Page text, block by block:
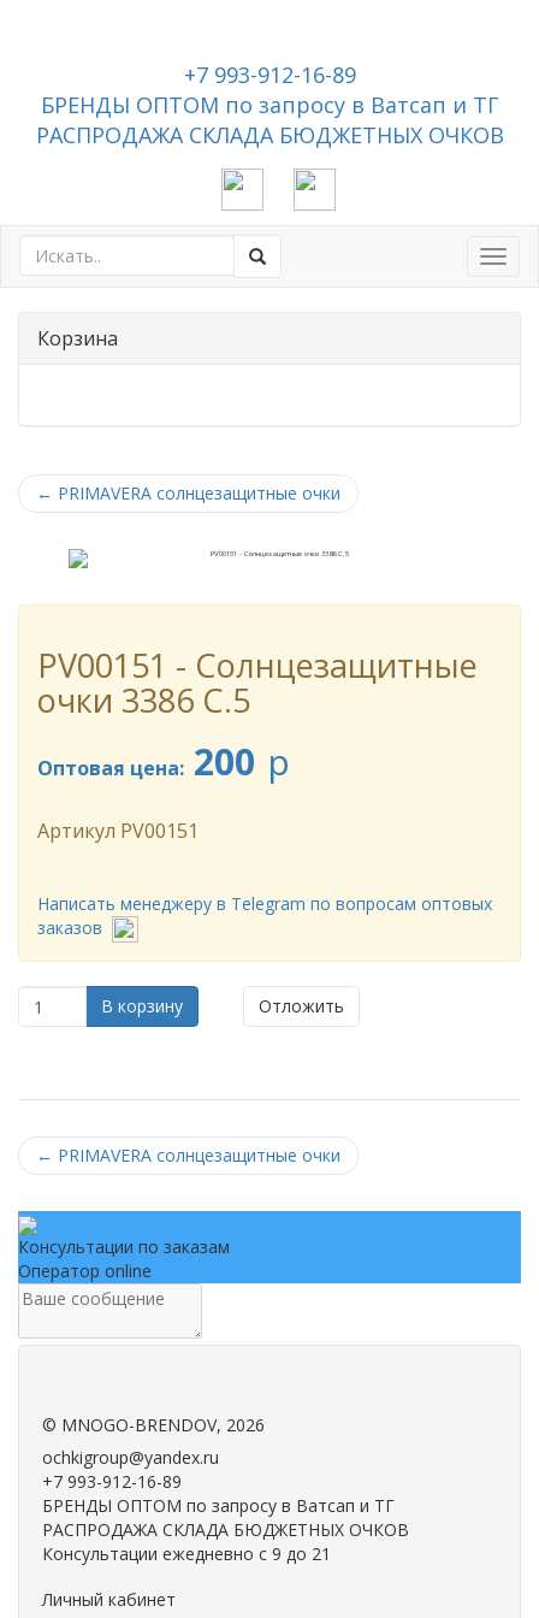
+7 993-912-16-89
БРЕНДЫ ОПТОМ по запросу в Ватсап и ТГ
РАСПРОДАЖА СКЛАДА БЮДЖЕТНЫХ ОЧКОВ
Корзина
← PRIMAVERA солнцезащитные очки
PV00151 - Солнцезащитные
очки 3386 C.5
Оптовая цена: 200 p
Артикул PV00151
Написать менеджеру в Telegram по вопросам оптовых
заказов
В корзину Отложить
← PRIMAVERA солнцезащитные очки
Консультации по заказам
Оператор online
© MNOGO-BRENDOV, 2026
ochkigroup@yandex.ru
+7 993-912-16-89
БРЕНДЫ ОПТОМ по запросу в Ватсап и ТГ
РАСПРОДАЖА СКЛАДА БЮДЖЕТНЫХ ОЧКОВ
Консультации ежедневно с 9 до 21
Личный кабинет